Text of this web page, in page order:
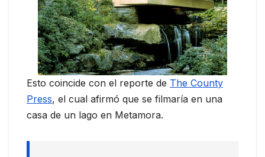
Esto coincide con el reporte de The County
Press, el cual afirmó que se filmaría en una
casa de un lago en Metamora.